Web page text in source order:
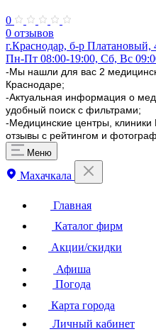
0
0 отзывов
г.Краснодар, б-р Платановый,
Пн-Пт 08:00-19:00, Сб, Вс
-Мы нашли для вас 2
Краснодаре;
-Актуальная информация о
удобный поиск с фильтрами;
-Медицинские центры,
отзывы с рейтингом и
Меню
Махачкала
Главная
Каталог фирм
Акции/скидки
Афиша
Погода
Карта города
Личный кабинет